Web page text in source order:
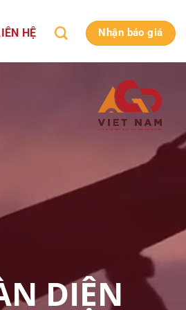
HỆ Nhận báo giá
DIỆN